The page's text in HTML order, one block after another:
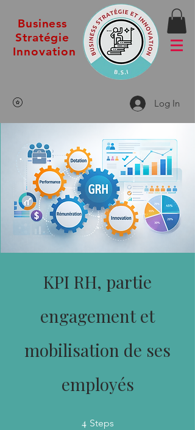
Business
Stratégie
Innovation
Log In
KPI RH, partie
engagement et
mobilisation de ses
employés
4 Steps